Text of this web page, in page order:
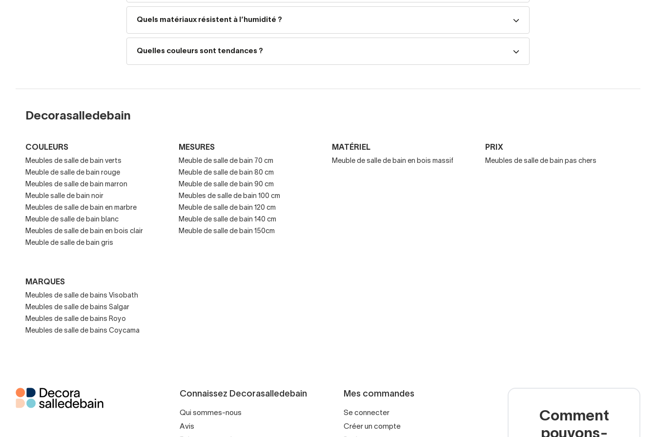
Meubles nordiques
Meubles industriels
Personnalisez votre meuble de salle de bain
Dimensions exactes pour votre salle de bain
Finitions et matériaux
Couleurs et finitions tendance
Donnez à votre salle de bain un style unique avec nos couleurs et finitions les plus populaires :
: élégants et modernes
Verts et bleus : tendances pour des salles de bain fraîches et personnalisées
Quels matériaux résistent à l’humidité ?
Quelles couleurs sont tendances ?
Decorasalledebain
COULEURS
Meubles de salle de bain verts
Meuble de salle de bain rouge
Meubles de salle de bain marron
Meuble salle de bain noir
Meubles de salle de bain en marbre
Meuble de salle de bain blanc
Meubles de salle de bain en bois clair
Meuble de salle de bain gris
MESURES
Meuble de salle de bain 70 cm
Meuble de salle de bain 80 cm
Meuble de salle de bain 90 cm
Meubles de salle de bain 100 cm
Meuble de salle de bain 120 cm
Meuble de salle de bain 140 cm
Meuble de salle de bain 150cm
MATÉRIEL
Meuble de salle de bain en bois massif
PRIX
Meubles de salle de bain pas chers
MARQUES
Meubles de salle de bains Visobath
Meubles de salle de bains Salgar
Meubles de salle de bains Royo
Meubles de salle de bains Coycama
Connaissez Decorasalledebain
Qui sommes-nous
Avis
Mes commandes
Se connecter
Créer un compte
Comment